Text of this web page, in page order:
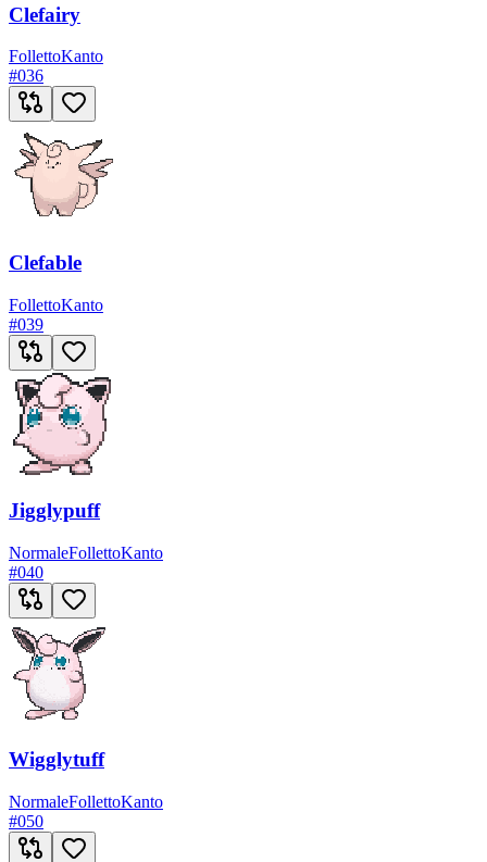
Clefairy
FollettoKanto
#036
Clefable
FollettoKanto
#039
Jigglypuff
NormaleFollettoKanto
#040
Wigglytuff
NormaleFollettoKanto
#050